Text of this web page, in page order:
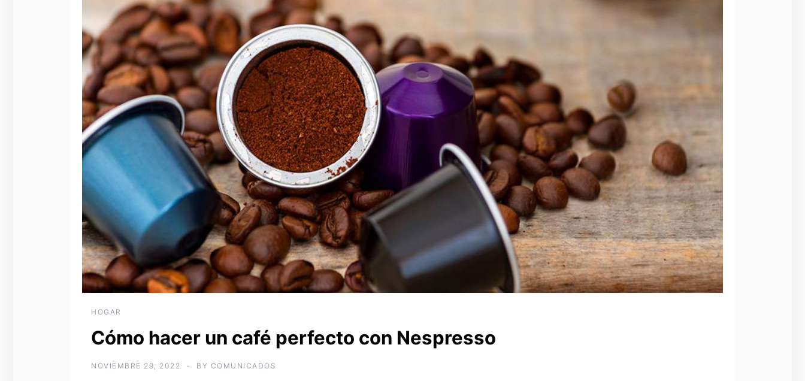
HOGAR
Cómo hacer un café perfecto con Nespresso
NOVIEMBRE 29, 2022 BY COMUNICADOS